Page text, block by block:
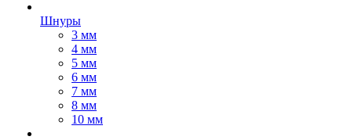
Шнуры
3 мм
4 мм
5 мм
6 мм
7 мм
8 мм
10 мм